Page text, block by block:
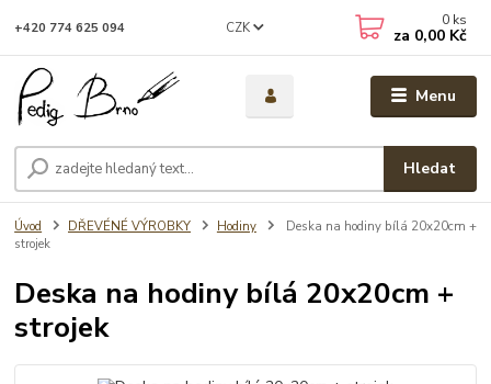
Menu
CZK
Hledat
+420 774 625 094 0 ks
za 0,00 Kč
Úvod DŘEVÉNÉ VÝROBKY Hodiny
Deska na hodiny bílá 20x20cm +
strojek
Deska na hodiny bílá 20x20cm +
strojek